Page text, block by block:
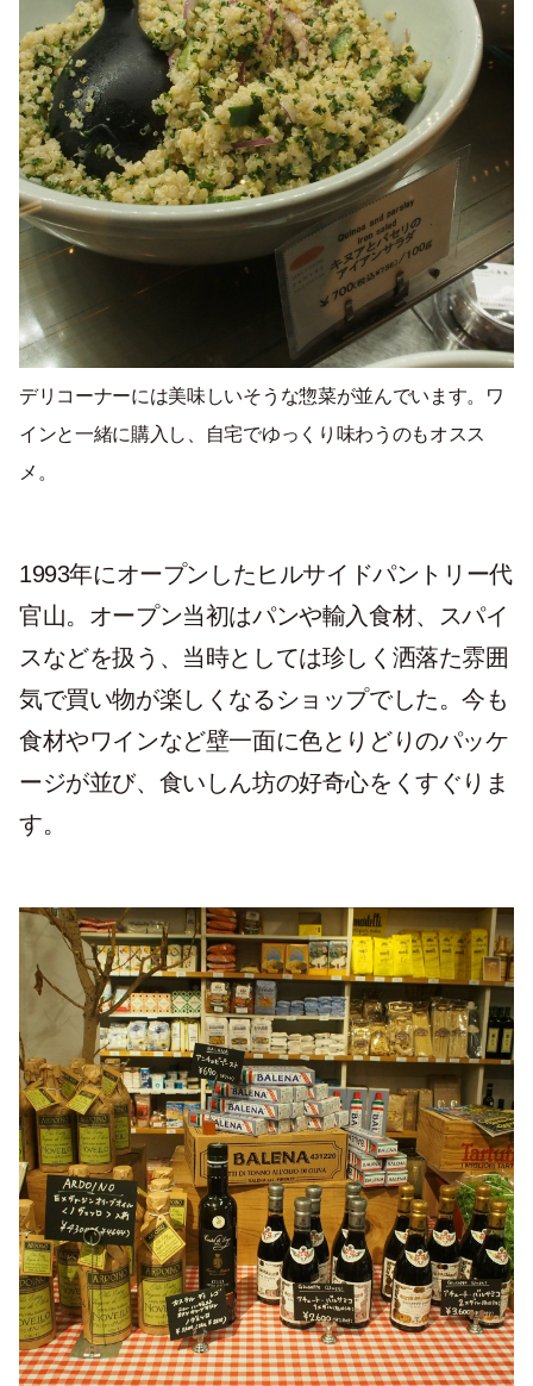
デリコーナーには美味しいそうな惣菜が並んでいます。ワ
インと一緒に購入し、自宅でゆっくり味わうのもオスス
メ。
1993年にオープンしたヒルサイドパントリー代
官山。オープン当初はパンや輸入食材、スパイ
スなどを扱う、当時としては珍しく洒落た雰囲
気で買い物が楽しくなるショップでした。今も
食材やワインなど壁一面に色とりどりのパッケ
ージが並び、食いしん坊の好奇心をくすぐりま
す。